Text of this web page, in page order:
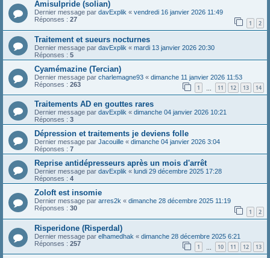
Amisulpride (solian)
Dernier message par davExplik « vendredi 16 janvier 2026 11:49
Réponses : 27 1 2
Traitement et sueurs nocturnes
Dernier message par davExplik « mardi 13 janvier 2026 20:30
Réponses : 5
Cyamémazine (Tercian)
Dernier message par charlemagne93 « dimanche 11 janvier 2026 11:53
Réponses : 263 1 11 12 13 14
Traitements AD en gouttes rares
Dernier message par davExplik « dimanche 04 janvier 2026 10:21
Réponses : 3
Dépression et traitements je deviens folle
Dernier message par Jacouille « dimanche 04 janvier 2026 3:04
Réponses : 7
Reprise antidépresseurs après un mois d'arrêt
Dernier message par davExplik « lundi 29 décembre 2025 17:28
Réponses : 4
Zoloft est insomie
Dernier message par arres2k « dimanche 28 décembre 2025 11:19
Réponses : 30 1 2
Risperidone (Risperdal)
Dernier message par elhamedhak « dimanche 28 décembre 2025 6:21
Réponses : 257 1 10 11 12 13